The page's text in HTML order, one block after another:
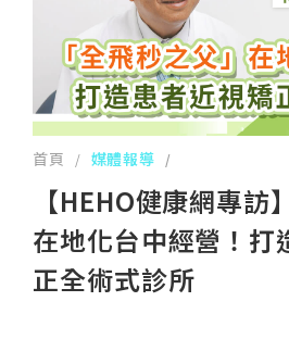
首頁 / 媒體報導 /
【HEHO健康網專訪
在地化台中經營！打
正全術式診所